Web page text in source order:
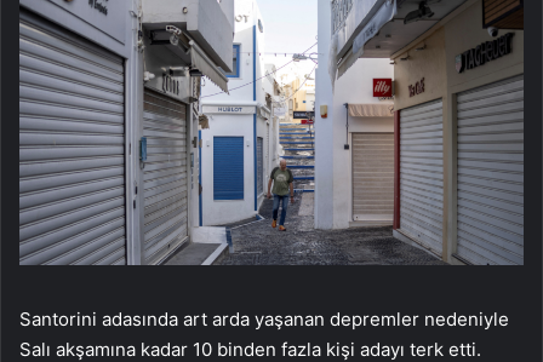
Santorini adasında art arda yaşanan depremler nedeniyle
Salı akşamına kadar 10 binden fazla kişi adayı terk etti.